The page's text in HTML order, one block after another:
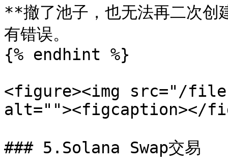
**撤了池子，也无法再二次创
有错误。
{% endhint %}
<figure><img src="/files/
alt=""><figcaption></
### 5.Solana Swap交易